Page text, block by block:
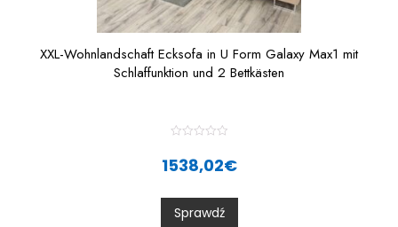
XXL-Wohnlandschaft Ecksofa in U Form Galaxy Max1 mit
Schlaffunktion und 2 Bettkästen
t
0
o
u
1538,02€
Sprawdź